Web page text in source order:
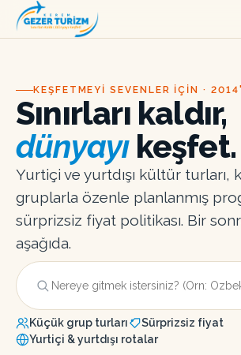
KEŞFETMEYI SEVENLER IÇIN ·
Sınırları kaldır,
dünyayıkeşfet.
Yurtiçi ve yurtdışı kültür turları,
gruplarla özenle planlanmış
sürprizsiz fiyat politikası. Bir
aşağıda.
Küçük grup turları
Sürprizsiz fiyat
Yurtiçi & yurtdışı rotalar